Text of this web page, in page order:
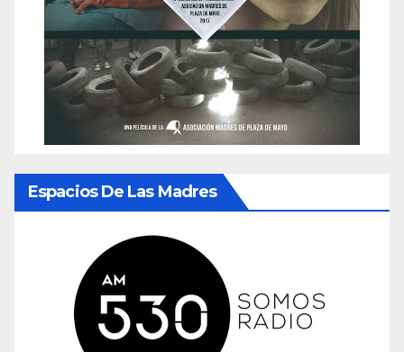
Espacios De Las Madres